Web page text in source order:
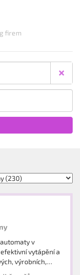
firem
v
vytápění a
výrobních,